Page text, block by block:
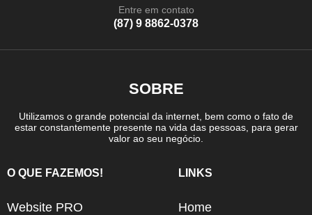
Entre em contato
(87) 9 8862-0378
SOBRE
Utilizamos o grande potencial da internet, bem como o fato de
estar constantemente presente na vida das pessoas, para gerar
valor ao seu negócio.
O QUE FAZEMOS!
Website PRO
LINKS
Home